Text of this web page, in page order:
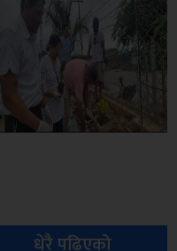
धेरै पढिएको